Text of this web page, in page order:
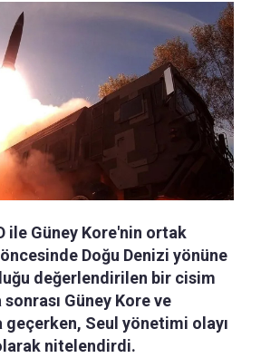
ile Güney Kore'nin ortak
Doğu Denizi yönüne
değerlendirilen bir cisim
Güney Kore ve
Seul yönetimi olayı
nitelendirdi.